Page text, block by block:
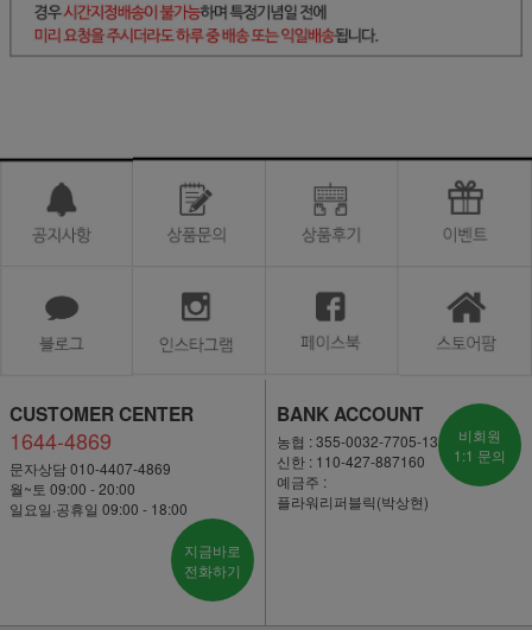
CUSTOMER CENTER
1644-4869
문자상담 010-4407-4869
월~토 09:00 - 20:00
일요일·공휴일 09:00 - 18:00
지금바로
전화하기
BANK ACCOUNT
농협 : 355-0032-7705-13
신한 : 110-427-887160
예금주 :
플라워리퍼블릭(박상현)
비회원
1:1 문의